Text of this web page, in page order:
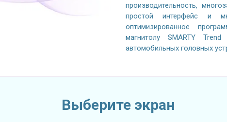
производительность,
простой интерфейс и
оптимизированное
магнитолу SMARTY
автомобильных головных
Выберите экран